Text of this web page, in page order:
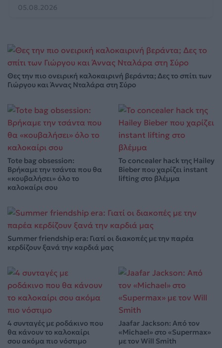
05.08.2026
Θες την πιο ονειρική καλοκαιρινή βεράντα; Δες το σπίτι των
Γιώργου και Άννας Νταλάρα στη Σύρο
Tote bag obsession:
Βρήκαμε την τσάντα που θα
«κουβαλήσει» όλο το
καλοκαίρι σου
Το concealer hack της Hailey
Bieber που χαρίζει instant
lifting στο βλέμμα
Summer friendship era: Γιατί οι διακοπές με την παρέα
κερδίζουν ξανά την καρδιά μας
4 συνταγές με ροδάκινο που
θα κάνουν το καλοκαίρι
σου ακόμα πιο νόστιμο
Jaafar Jackson: Από τον
«Michael» στο «Supermax»
με τον Will Smith